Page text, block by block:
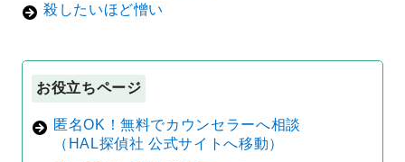
殺したいほど憎い
お役立ちページ
匿名OK！無料でカウンセラーへ相談
（HAL探偵社 公式サイトへ移動）